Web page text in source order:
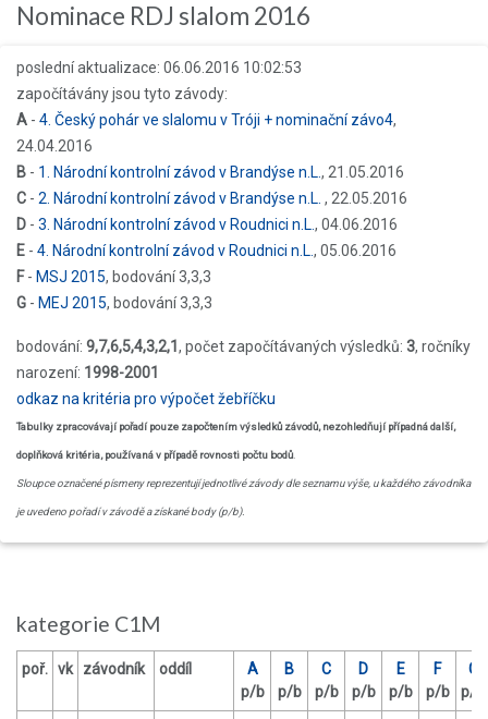
Nominace RDJ slalom 2016
poslední aktualizace: 06.06.2016 10:02:53
započítávány jsou tyto závody:
A - 4. Český pohár ve slalomu v Tróji + nominační závo4,
24.04.2016
B - 1. Národní kontrolní závod v Brandýse n.L. , 21.05.2016
C - 2. Národní kontrolní závod v Brandýse n.L. , 22.05.2016
D - 3. Národní kontrolní závod v Roudnici n.L. , 04.06.2016
E - 4. Národní kontrolní závod v Roudnici n.L. , 05.06.2016
F- MSJ 2015, bodování 3,3,3
G - MEJ 2015, bodování 3,3,3
bodování: 9,7,6,5,4,3,2,1 , počet započítávaných výsledků: 3, ročníky
narození: 1998-2001
odkaz na kritéria pro výpočet žebříčku
Tabulky zpracovávají pořadí pouze započtením výsledků závodů, nezohledňují případná další,
doplňková kritéria, používaná v případě rovnosti počtu bodů.
Sloupce označené písmeny reprezentují jednotlivé závody dle seznamu výše, u každého závodníka
je uvedeno pořadí v závodě a získané body (p/b).
kategorie C1M
poř. vk závodník oddíl
A
p/b
B
p/b
C
p/b
D
p/b
E
p/b
F
p/b
G
p/b